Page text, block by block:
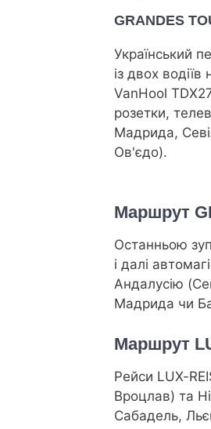
GRANDES
Український
із двох
VanHool
розетки,
Мадрида,
Ов'єдо).
Маршрут
Останньою
і далі
Андалусію
Мадрида чи
Маршрут
Рейси LUX-
Вроцлав) та
Сабадель,